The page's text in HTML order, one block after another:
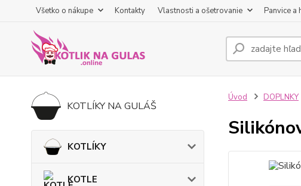
Všetko o nákupe Kontakty Vlastnosti a ošetrovanie Panvice a
KOTLÍKY NA GULÁŠ
KOTLÍKY
KOTLE
Úvod DOPLNKY